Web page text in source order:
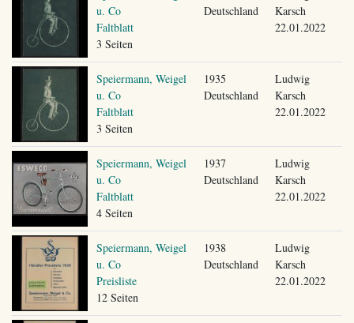
u. Co
Faltblatt
3 Seiten
Deutschland
Karsch
22.01.2022
Speiermann, Weigel
u. Co
Faltblatt
3 Seiten
1935
Deutschland
Ludwig
Karsch
22.01.2022
Speiermann, Weigel
u. Co
Faltblatt
4 Seiten
1937
Deutschland
Ludwig
Karsch
22.01.2022
Speiermann, Weigel
u. Co
Preisliste
12 Seiten
1938
Deutschland
Ludwig
Karsch
22.01.2022